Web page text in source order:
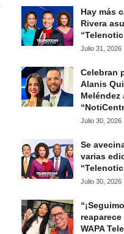
Hay más
Rivera
Julio 31, 2026
Celebran
Alanis
Meléndez
Julio 30, 2026
Se
varias
Julio 30, 2026
WAPA